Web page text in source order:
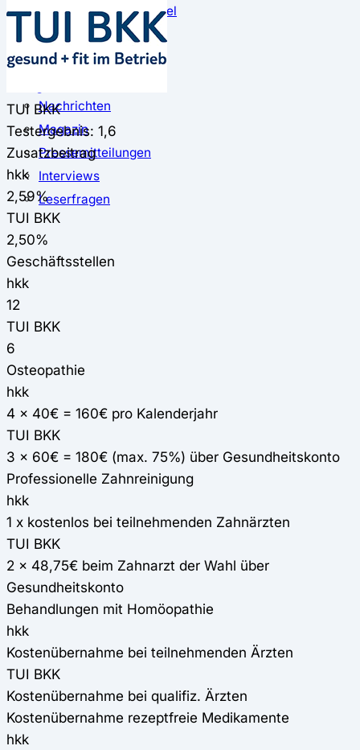
Krankenkassenwechsel
Kündigung
Musterkündigung
Nachrichten
Magazin
Pressemitteilungen
Interviews
Leserfragen
TUI BKK
Testergebnis: 1,6
Zusatzbeitrag
hkk
2,59%
TUI BKK
2,50%
Geschäftsstellen
hkk
12
TUI BKK
6
Osteopathie
hkk
4 x 40€ = 160€ pro Kalenderjahr
TUI BKK
3 x 60€ = 180€ (max. 75%) über Gesundheitskonto
Professionelle Zahnreinigung
hkk
1 x kostenlos bei teilnehmenden Zahnärzten
TUI BKK
2 x 48,75€ beim Zahnarzt der Wahl über
Gesundheitskonto
Behandlungen mit Homöopathie
hkk
Kostenübernahme bei teilnehmenden Ärzten
TUI BKK
Kostenübernahme bei qualifiz. Ärzten
Kostenübernahme rezeptfreie Medikamente
hkk